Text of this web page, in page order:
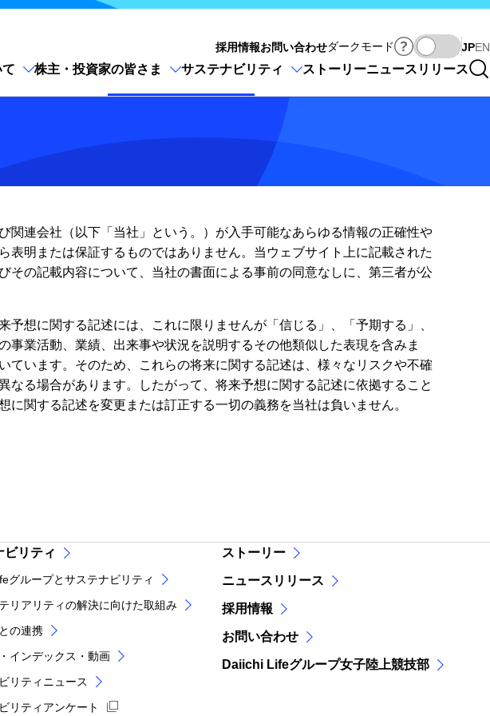
採用情報お問い合わせダークモード JPEN
株主・投資家の皆さま サステナビリティ ストーリーニュースリリース
連会社（以下「当社」という。）が入手可能なあらゆる情報の正確性や
明または保証するものではありません。当ウェブサイト上に記載された
の記載内容について、当社の書面による事前の同意なしに、第三者が公
想に関する記述には、これに限りませんが「信じる」、「予期する」、
事業活動、業績、出来事や状況を説明するその他類似した表現を含みま
います。そのため、これらの将来に関する記述は、様々なリスクや不確
る場合があります。したがって、将来予想に関する記述に依拠すること
関する記述を変更または訂正する一切の義務を当社は負いません。
ビリティ
グループとサステナビリティ
リアリティの解決に向けた取組み
の連携
インデックス・動画
リティニュース
リティアンケート
ストーリー
ニュースリリース
採用情報
お問い合わせ
Daiichi Lifeグループ女子陸上競技部